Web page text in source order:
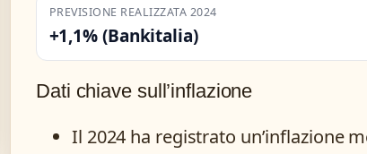
PREVISIONE REALIZZATA 2024
+1,1% (Bankitalia)
Dati chiave sull’inflazione
Il 2024 ha registrato un’inflazione